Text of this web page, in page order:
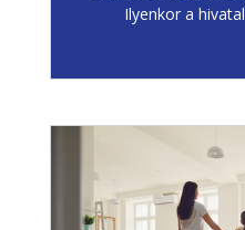
Ilyenkor a